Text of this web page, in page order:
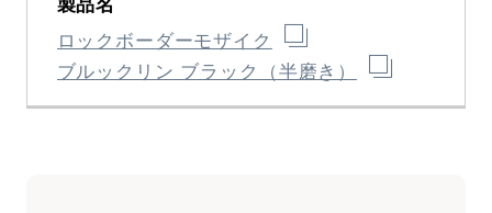
ロックボーダーモザイク
ブルックリン ブラック（半磨き）